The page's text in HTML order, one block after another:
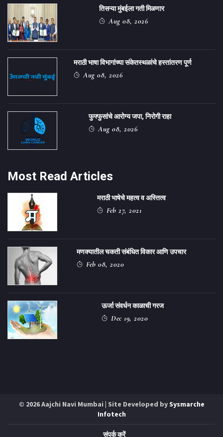
तिसऱ्या मुंबईला गती मिळणार
Aug 08, 2026
मराठी भाषा विभागांच्या संकेतस्थळांचे हस्तांतरण पूर्ण
Aug 08, 2026
फुफ्फुसांचे आरोग्य जपा, निरोगी राहा
Aug 08, 2026
Most Read Articles
मराठी भाषेचे महत्व व अस्तित्व
Feb 27, 2021
मणक्यातील चकती संबंधित विकार आणि उपचार
Feb 08, 2020
ऊर्जा संवर्धन काळाची गरज
Dec 19, 2020
© 2026 Aajchi Navi Mumbai | Site Developed bySysmarche
Infotech
संपर्क करें